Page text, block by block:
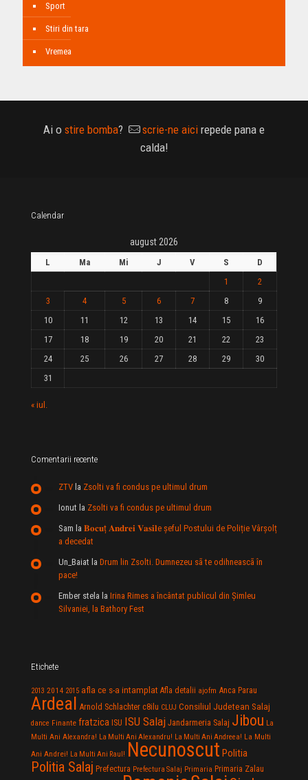
Sport
Stiri din tara
Vremea
Ai o stire bomba? scrie-ne aici repede pana e
calda!
Calendar
august 2026
L Ma Mi J V S
D
1
2
3
4 5 6 7 8
9
10
11 12 13 14 15
16
17
18 19 20 21 22
23
24
25 26 27 28 29
30
31
« iul.
Comentarii recente
ZTV la Zsolti va fi condus pe ultimul drum
Ionut la Zsolti va fi condus pe ultimul drum
Sam la 𝐁𝐨𝐜𝐮ț 𝐀𝐧𝐝𝐫𝐞𝐢 𝐕𝐚𝐬𝐢𝐥e şeful Postului de Poliție Vârșolț
a decedat
Un_Baiat la Drum lin Zsolti. Dumnezeu sã te odihneascã în
pace!
Ember stela la Irina Rimes a încântat publicul din Şimleu
Silvaniei, la Bathory Fest
Etichete
2013 2014 2015 afla ce s-a intamplat Afla detalii ajofm Anca Parau
Ardeal Arnold Schlachter c8ilu CLUJ Consiliul Judetean Salaj
dance Finante fratzica ISU ISU Salaj Jandarmeria Salaj Jibou La
Multi Ani Alexandra! La Multi Ani Alexandru! La Multi Ani Andreea! La Multi
Ani Andrei! La Multi Ani Raul! Necunoscut Politia
Politia Salaj Prefectura Prefectura Salaj Primaria Primaria Zalau